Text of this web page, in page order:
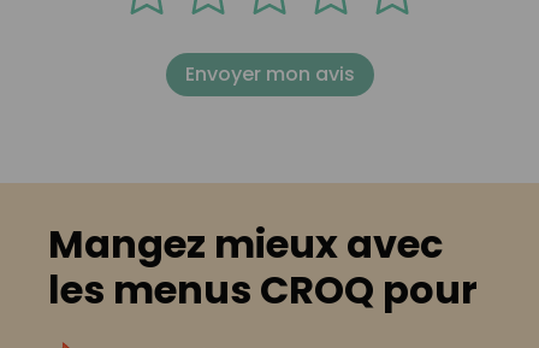
Envoyer mon avis
Mangez mieux avec
les menus CROQ pour